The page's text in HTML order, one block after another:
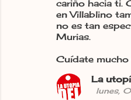
cariño hacia ti.
en Villablino
no es tan
Murias.
Cuídate mucho
La
lunes,